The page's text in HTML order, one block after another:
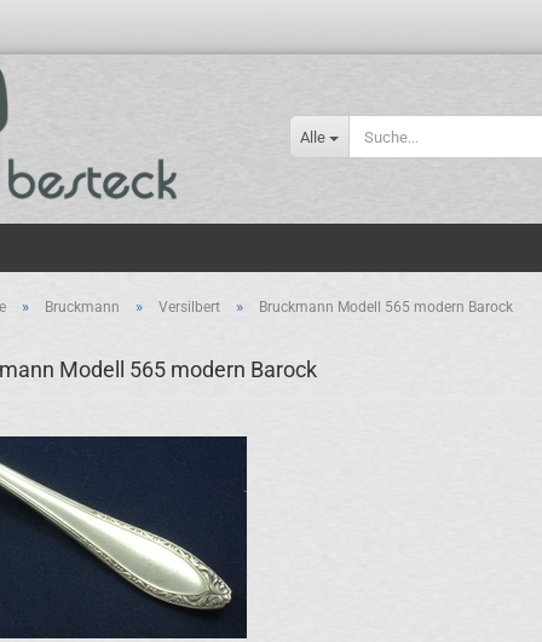
Alle
» Bruckmann » Versilbert » Bruckmann Modell 565 modern Barock
Modell 565 modern Barock